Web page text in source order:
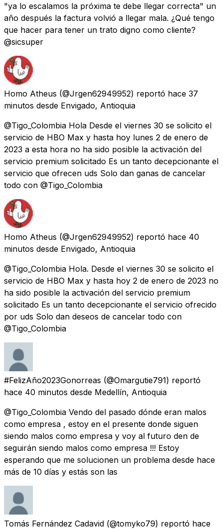
"ya lo escalamos la próxima te debe llegar correcta" un
año después la factura volvió a llegar mala. ¿Qué tengo
que hacer para tener un trato digno como cliente?
@sicsuper
Homo Atheus (@Jrgen62949952) reportó hace 37
minutos desde Envigado, Antioquia
@Tigo_Colombia Hola Desde el viernes 30 se solicito el
servicio de HBO Max y hasta hoy lunes 2 de enero de
2023 a esta hora no ha sido posible la activación del
servicio premium solicitado Es un tanto decepcionante el
servicio que ofrecen uds Solo dan ganas de cancelar
todo con @Tigo_Colombia
Homo Atheus (@Jrgen62949952) reportó hace 40
minutos desde Envigado, Antioquia
@Tigo_Colombia Hola. Desde el viernes 30 se solicito el
servicio de HBO Max y hasta hoy 2 de enero de 2023 no
ha sido posible la activación del servicio premium
solicitado Es un tanto decepcionante el servicio ofrecido
por uds Solo dan deseos de cancelar todo con
@Tigo_Colombia
#FelizAño2023Gonorreas (@Omargutie791) reportó
hace 40 minutos desde Medellín, Antioquia
@Tigo_Colombia Vendo del pasado dónde eran malos
como empresa , estoy en el presente donde siguen
siendo malos como empresa y voy al futuro den de
seguirán siendo malos como empresa !!! Estoy
esperando que me solucionen un problema desde hace
más de 10 días y estás son las
Tomás Fernández Cadavid (@tomyko79) reportó hace